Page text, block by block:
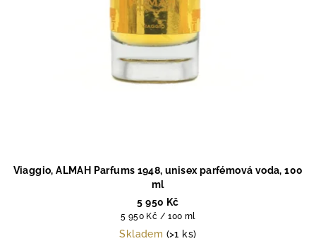
Viaggio, ALMAH Parfums 1948, unisex parfémová voda, 100
ml
5 950 Kč
Měrná
cena:
5 950 Kč / 100 ml
Skladem (>1 ks)